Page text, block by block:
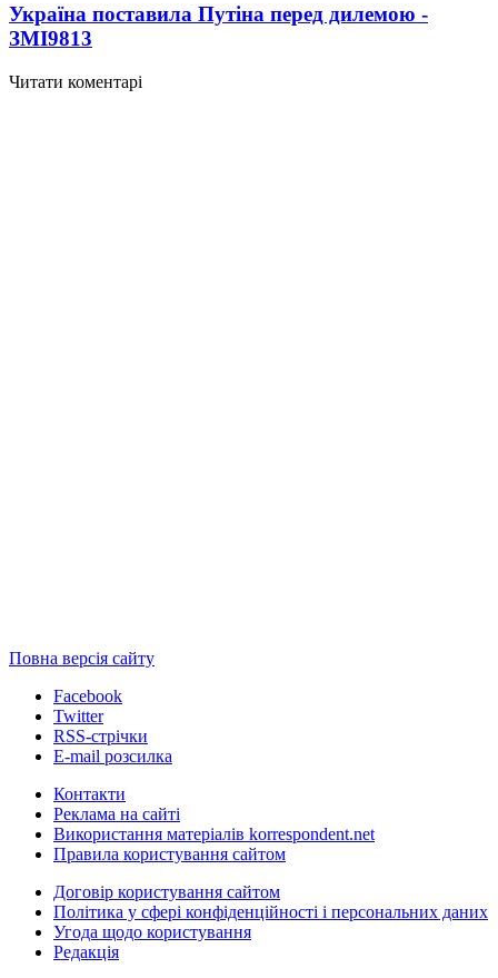
Україна поставила Путіна перед дилемою -
ЗМІ9813
Читати коментарі
Повна версія сайту
Facebook
Twitter
RSS-стрічки
E-mail розсилка
Контакти
Реклама на сайті
Використання матеріалів korrespondent.net
Правила користування сайтом
Договір користування сайтом
Політика у сфері конфіденційності і персональних даних
Угода щодо користування
Редакція